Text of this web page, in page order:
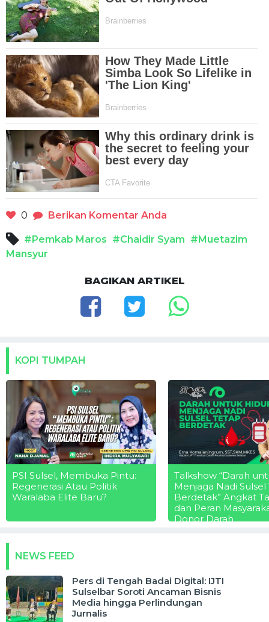
0 Berikan Komentar Anda
#Pemkab Maros #Chaidir Syam #Muetazim
Mansyur
BAGIKAN ARTIKEL
KOPI TUMPAH
PSI Sulsel, Membuka Pintu:
Regenerasi Atau Politik
Waralaba Elite Baru?
Talkshow “Darah
Menjaga Nadi Sulsel
Berdetak” Angkat
dan Peran
Donor Darah
NEWS FEED
Pers di Tengah Badai Digital: IJTI
Sulselbar Soroti Ancaman Bisnis
Media hingga Perlindungan
Jurnalis